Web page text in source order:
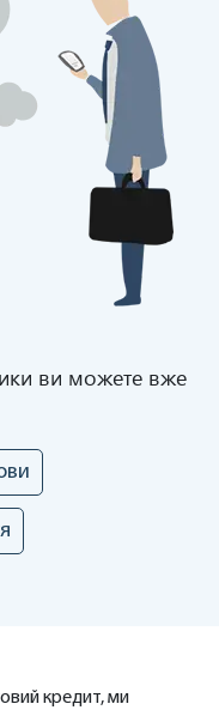
ви можете вже
кредит, ми